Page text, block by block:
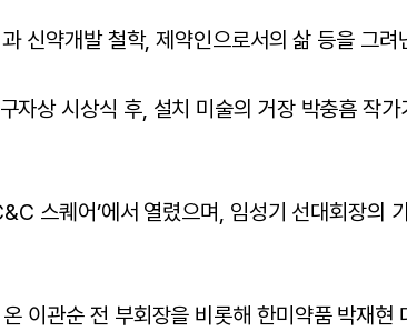
신약개발 철학, 제약인으로서의 삶 등을 그
상 시상식 후, 설치 미술의 거장 박충흠 작
스퀘어’에서 열렸으며, 임성기 선대회장의
이관순 전 부회장을 비롯해 한미약품 박재